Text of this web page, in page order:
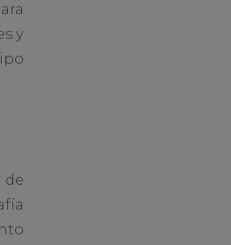
y
de